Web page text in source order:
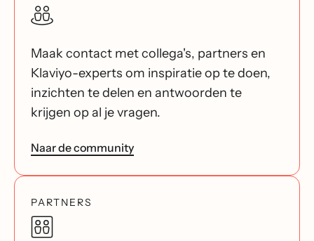
Maak contact met collega's, partners en
Klaviyo-experts om inspiratie op te doen,
inzichten te delen en antwoorden te
krijgen op al je vragen.
Naar de community
PARTNERS